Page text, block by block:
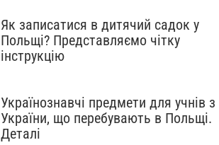
Як записатися в дитячий садок у
Польщі? Представляємо чітку
інструкцію
Українознавчі предмети для учнів з
України, що перебувають в Польщі.
Деталі